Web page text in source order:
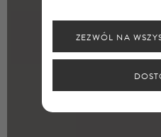
ZEZWÓL NA